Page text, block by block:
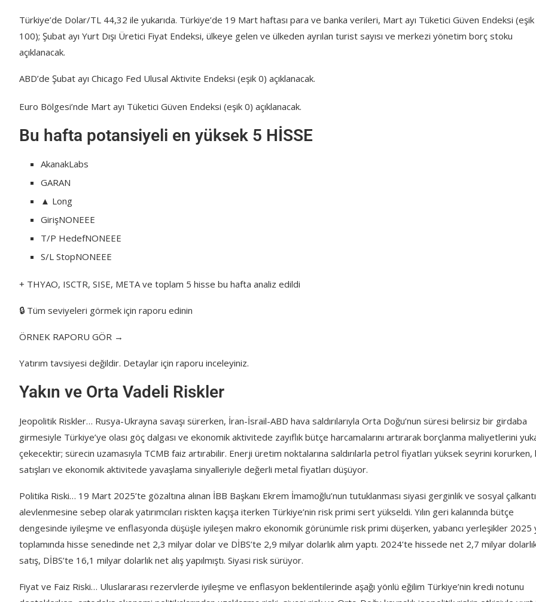
Türkiye’de Dolar/TL 44,32 ile yukarıda. Türkiye’de 19 Mart haftası para ve banka verileri, Mart ayı Tüketici Güven Endeksi (eşik
100); Şubat ayı Yurt Dışı Üretici Fiyat Endeksi, ülkeye gelen ve ülkeden ayrılan turist sayısı ve merkezi yönetim borç stoku
açıklanacak.
ABD’de Şubat ayı Chicago Fed Ulusal Aktivite Endeksi (eşik 0) açıklanacak.
Euro Bölgesi’nde Mart ayı Tüketici Güven Endeksi (eşik 0) açıklanacak.
Bu hafta potansiyeli en yüksek 5 HİSSE
AkanakLabs
GARAN
▲ Long
GirişNONEEE
T/P HedefNONEEE
S/L StopNONEEE
+ THYAO, ISCTR, SISE, META ve toplam 5 hisse bu hafta analiz edildi
🔒 Tüm seviyeleri görmek için raporu edinin
ÖRNEK RAPORU GÖR →
Yatırım tavsiyesi değildir. Detaylar için raporu inceleyiniz.
Yakın ve Orta Vadeli Riskler
Jeopolitik Riskler… Rusya-Ukrayna savaşı sürerken, İran-İsrail-ABD hava saldırılarıyla Orta Doğu’nun süresi belirsiz bir girdaba
girmesiyle Türkiye’ye olası göç dalgası ve ekonomik aktivitede zayıflık bütçe harcamalarını artırarak borçlanma maliyetlerini
çekecektir; sürecin uzamasıyla TCMB faiz artırabilir. Enerji üretim noktalarına saldırılarla petrol fiyatları yüksek seyrini korurken,
satışları ve ekonomik aktivitede yavaşlama sinyalleriyle değerli metal fiyatları düşüyor.
Politika Riski… 19 Mart 2025’te gözaltına alınan İBB Başkanı Ekrem İmamoğlu’nun tutuklanması siyasi gerginlik ve sosyal
alevlenmesine sebep olarak yatırımcıları riskten kaçışa iterken Türkiye’nin risk primi sert yükseldi. Yılın geri kalanında bütçe
dengesinde iyileşme ve enflasyonda düşüşle iyileşen makro ekonomik görünümle risk primi düşerken, yabancı yerleşikler 2025
toplamında hisse senedinde net 2,3 milyar dolar ve DİBS’te 2,9 milyar dolarlık alım yaptı. 2024’te hissede net 2,7 milyar
satış, DİBS’te 16,1 milyar dolarlık net alış yapılmıştı. Siyasi risk sürüyor.
Fiyat ve Faiz Riski… Uluslararası rezervlerde iyileşme ve enflasyon beklentilerinde aşağı yönlü eğilim Türkiye’nin kredi notunu